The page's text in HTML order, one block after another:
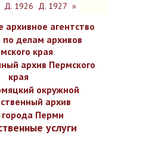
Д. 1926 Д. 1927 »
агентство
по делам архивов
края
архив Пермского
края
окружной
архив
Перми
услуги